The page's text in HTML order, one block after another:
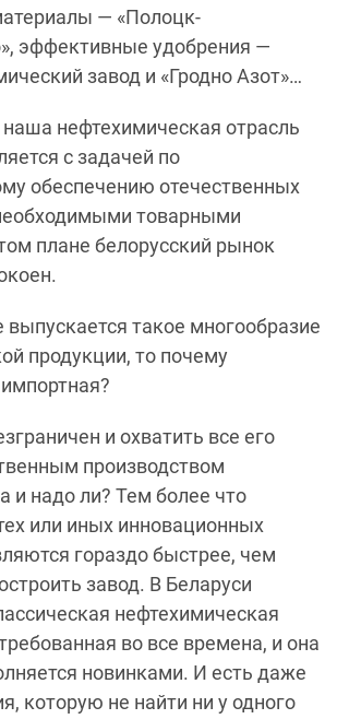
— «Полоцк-
эффективные удобрения —
завод и «Гродно Азот»…
нефтехимическая отрасль
с задачей по
обеспечению отечественных
товарными
плане белорусский рынок
выпускается такое многообразие
продукции, то почему
и охватить все его
производством
и надо ли? Тем более что
или иных инновационных
гораздо быстрее, чем
завод. В Беларуси
нефтехимическая
во все времена, и она
новинками. И есть даже
которую не найти ни у одного